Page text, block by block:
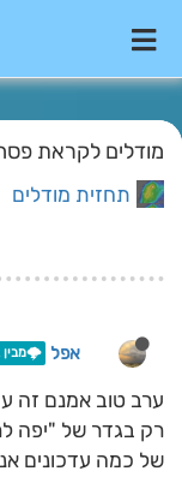
מודלים לקראת
תחזית מודלים
אפל 🌩️מבין
ערב טוב אמנם זה
רק בגדר של "יפה
של כמה עדכונים